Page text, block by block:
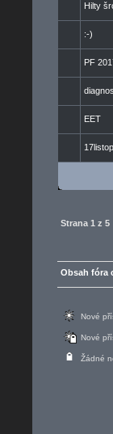
Hilty
:-)
PF
EET
Strana 1 z 5
Obsah fóra
Nové
Nové
Žádné